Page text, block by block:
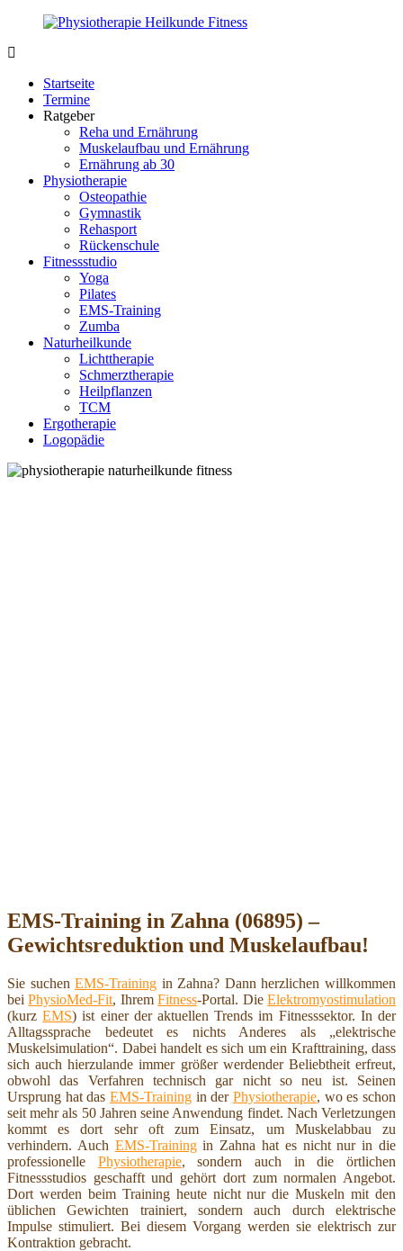
Zurück
Inhalt
Fit.de
Körper
Startseite
Termine
Ratgeber
Reha und Ernährung
Muskelaufbau und Ernährung
Ernährung ab 30
Physiotherapie
Osteopathie
Gymnastik
Rehasport
Rückenschule
Fitnessstudio
Yoga
Pilates
EMS-Training
Zumba
Naturheilkunde
Lichttherapie
Schmerztherapie
Heilpflanzen
TCM
Ergotherapie
Logopädie
EMS-Training in Zahna (06895) –
Gewichtsreduktion und Muskelaufbau!
Sie suchenEMS-Training in Zahna? Dann herzlichen willkommen
beiPhysioMed-Fit, IhremFitness-Portal. DieElektromyostimulation
(kurzEMS) ist einer der aktuellen Trends im Fitnesssektor. In der
Alltagssprache bedeutet es nichts Anderes als „elektrische
Muskelsimulation“. Dabei handelt es sich um ein Krafttraining, dass
sich auch hierzulande immer größer werdender Beliebtheit erfreut,
obwohl das Verfahren technisch gar nicht so neu ist. Seinen
Ursprung hat das EMS-Training in der Physiotherapie, wo es schon
seit mehr als 50 Jahren seine Anwendung findet. Nach Verletzungen
kommt es dort sehr oft zum Einsatz, um Muskelabbau zu
verhindern. Auch EMS-Trainingin Zahna hat es nicht nur in die
professionelle Physiotherapie, sondern auch in die örtlichen
Fitnessstudios geschafft und gehört dort zum normalen Angebot.
Dort werden beim Training heute nicht nur die Muskeln mit den
üblichen Gewichten trainiert, sondern auch durch elektrische
Impulse stimuliert. Bei diesem Vorgang werden sie elektrisch zur
Kontraktion gebracht.